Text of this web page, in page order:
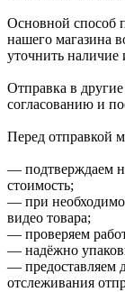
Основной способ
нашего магазина
уточнить наличие
Отправка в
согласованию и
Перед отправкой
— подтверждаем
стоимость;
— при
видео товара;
— проверяем
— надёжно
— предоставляем
отслеживания